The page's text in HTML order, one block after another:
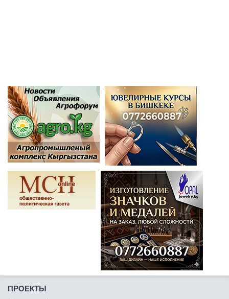
ПРОЕКТЫ